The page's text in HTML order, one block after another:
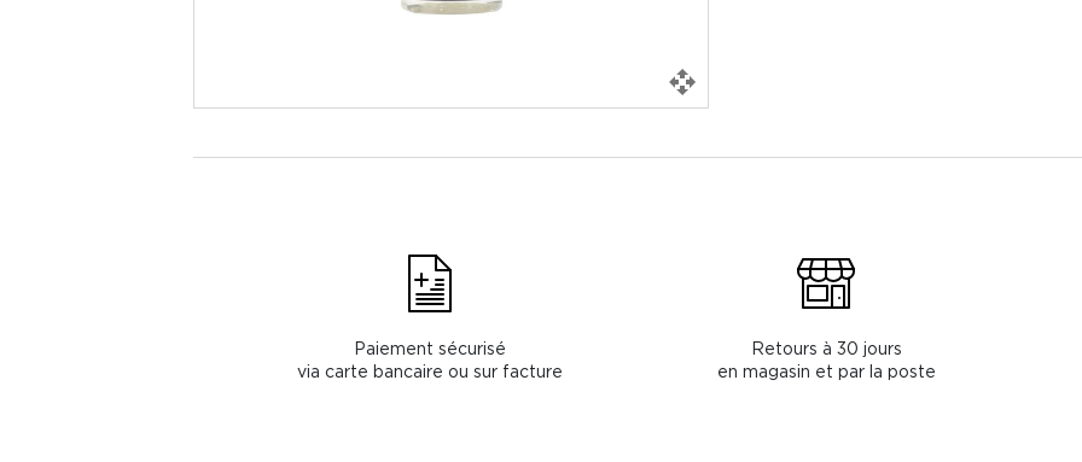
Paiement sécurisé
via carte bancaire ou sur facture
Retours à 30 jours
en magasin et par la poste